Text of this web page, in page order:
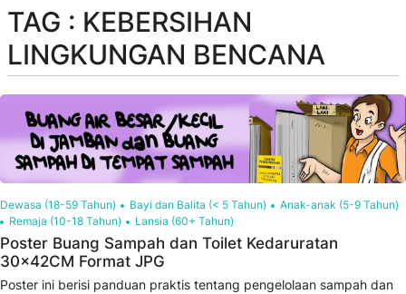
TAG : KEBERSIHAN
LINGKUNGAN BENCANA
Dewasa (18-59 Tahun) Bayi dan Balita (< 5 Tahun)
Anak-anak (5-9 Tahun)
Remaja (10-18 Tahun)
Lansia (60+ Tahun)
Poster Buang Sampah dan Toilet Kedaruratan
30x42CM Format JPG
Poster ini berisi panduan praktis tentang pengelolaan sampah dan